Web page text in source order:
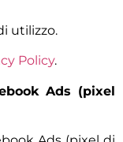
utilizzo.
Policy.
Ads (pixel